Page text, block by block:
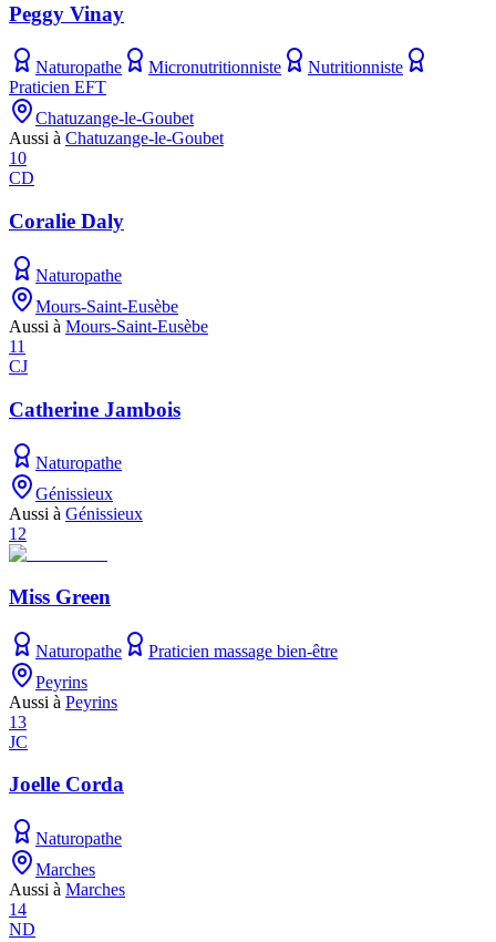
Peggy Vinay
Naturopathe Micronutritionniste
Nutritionniste
Praticien EFT
Chatuzange-le-Goubet
Aussi à Chatuzange-le-Goubet
10
CD
Coralie Daly
Naturopathe
Mours-Saint-Eusèbe
Aussi à Mours-Saint-Eusèbe
11
CJ
Catherine Jambois
Naturopathe
Génissieux
Aussi à Génissieux
12
Miss Green
Naturopathe
Praticien massage bien-être
Peyrins
Aussi à Peyrins
13
JC
Joelle Corda
Naturopathe
Marches
Aussi à Marches
14
ND